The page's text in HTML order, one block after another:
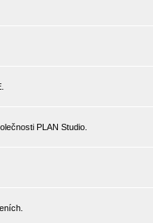
PLAN Studio.